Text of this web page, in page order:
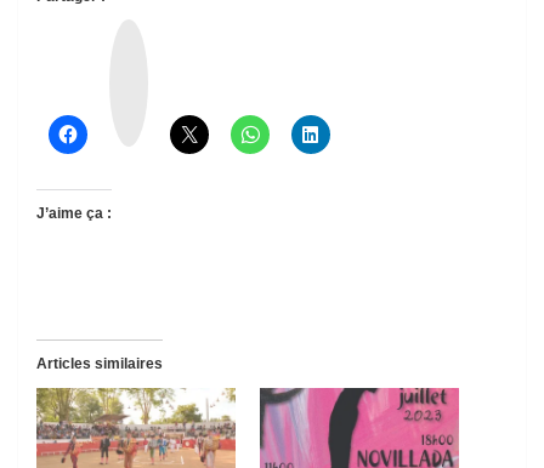
J’aime ça :
Articles similaires